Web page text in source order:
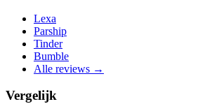
Lexa
Parship
Tinder
Bumble
Alle reviews →
Vergelijk